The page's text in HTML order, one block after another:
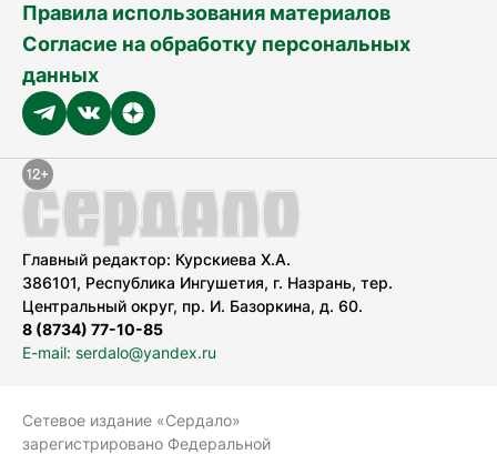
Правила использования материалов
Согласие на обработку персональных
данных
Главный редактор: Курскиева Х.А.
386101, Республика Ингушетия, г. Назрань, тер.
Центральный округ, пр. И. Базоркина, д. 60.
8 (8734) 77-10-85
E-mail: serdalo@yandex.ru
Сетевое издание «Сердало»
зарегистрировано Федеральной